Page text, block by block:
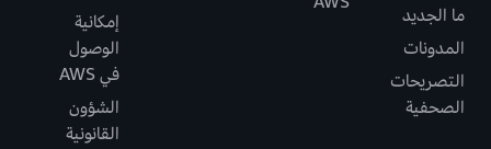
ما الجديد
المدونات
التصريحات
الصحفية
إمكانية
الوصول
في AWS
الشؤون
القانونية